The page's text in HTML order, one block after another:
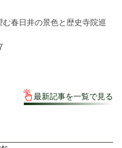
む春日井の景色と歴史寺院巡
最新記事を一覧で見る